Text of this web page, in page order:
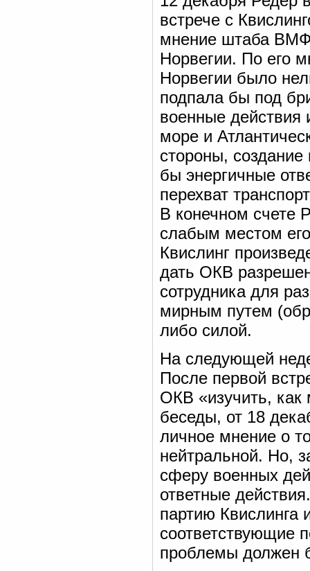
встрече с
мнение штаба ВМФ
Норвегии. По его
Норвегии было
подпала бы под
военные действия
море и
стороны,
бы энергичные
перехват
В конечном счете
слабым местом
Квислинг
дать ОКВ
сотрудника для
мирным путем
либо силой.
На следующей
После первой
ОКВ «изучить, как
беседы, от 18
личное мнение о
нейтральной. Но,
сферу военных
ответные
партию Квислинга
соответствующие
проблемы должен